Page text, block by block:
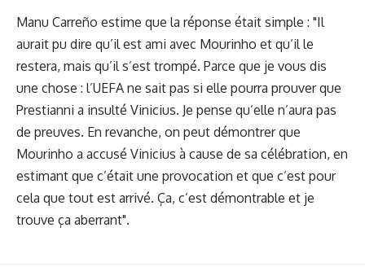
Manu Carreño estime que la réponse était simple : "Il
aurait pu dire qu’il est ami avec Mourinho et qu’il le
restera, mais qu’il s’est trompé. Parce que je vous dis
une chose : l’UEFA ne sait pas si elle pourra prouver que
Prestianni a insulté Vinicius. Je pense qu’elle n’aura pas
de preuves. En revanche, on peut démontrer que
Mourinho a accusé Vinicius à cause de sa célébration, en
estimant que c’était une provocation et que c’est pour
cela que tout est arrivé. Ça, c’est démontrable et je
trouve ça aberrant".